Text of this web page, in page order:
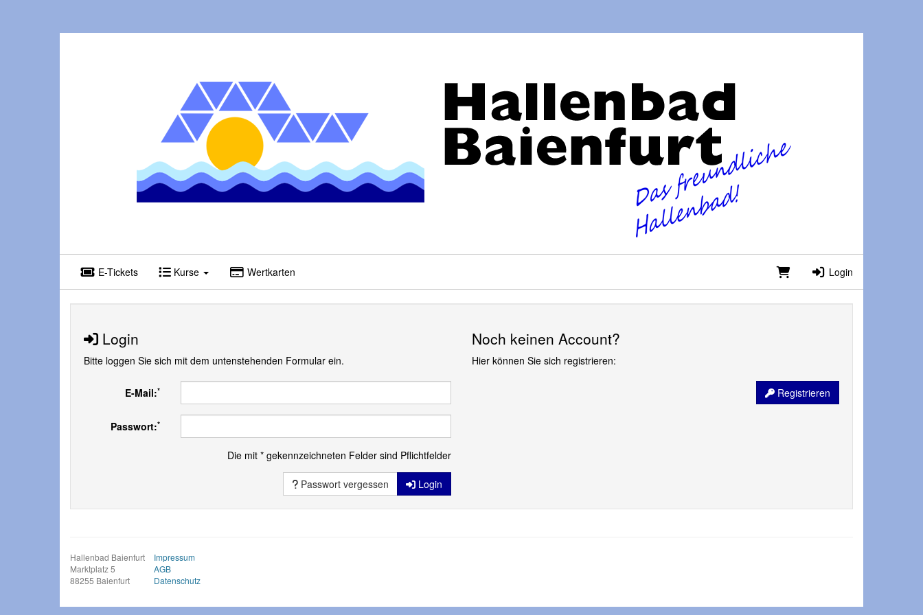
E-Tickets Kurse Wertkarten Login
Login
Bitte loggen Sie sich mit dem untenstehenden Formular ein.
E-Mail:*
Passwort:*
Die mit * gekennzeichneten Felder sind Pflichtfelder
Passwort vergessen Login
Noch keinen Account?
Hier können Sie sich registrieren:
Registrieren
Hallenbad Baienfurt
Marktplatz 5
88255 Baienfurt
Impressum
AGB
Datenschutz